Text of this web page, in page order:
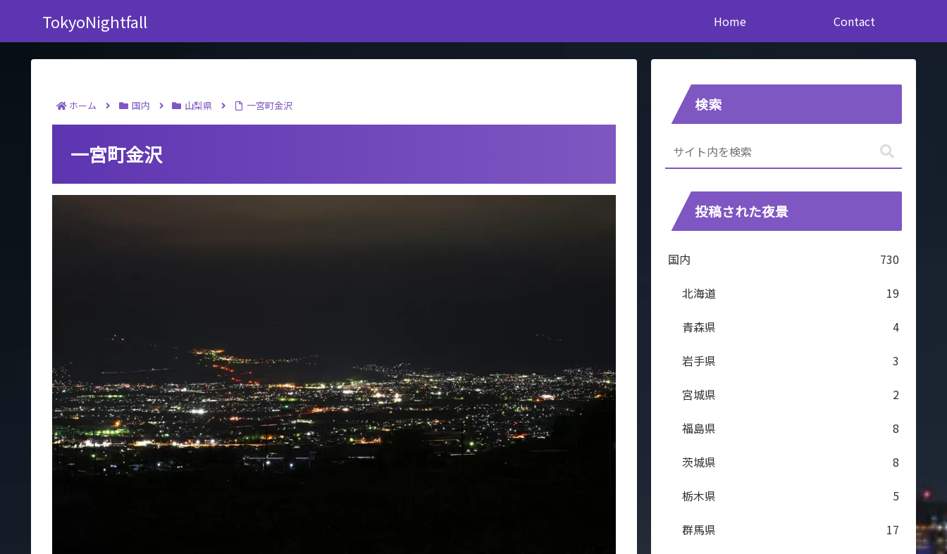
TokyoNightfall Home Contact
ホーム 国内 山梨県 一宮町金沢
一宮町金沢
検索
投稿された夜景
国内
730
北海道
19
青森県
4
岩手県
3
宮城県
2
福島県
8
茨城県
8
栃木県
5
群馬県
17